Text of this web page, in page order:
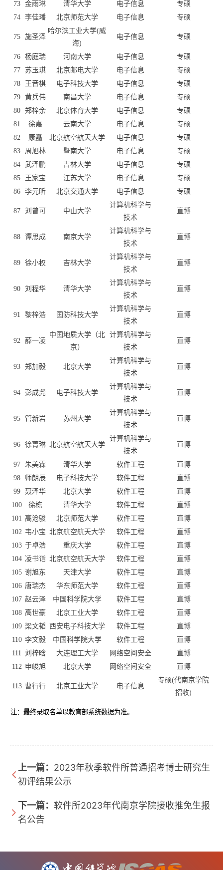
73 金雨琳 清华大学 电子信息
专硕
74
李佳璠 北京师范大学 电子信息 专硕
75 施圣泽
哈尔滨工业大学(威
海)
电子信息 专硕
76 杨庭瑞 河南大学 电子信息
专硕
77
苏玉琪 北京邮电大学 电子信息
专硕
78
王音棋 电子科技大学 电子信息
专硕
79
黄兵伟 南昌大学 电子信息
专硕
80
郑梓余 北京体育大学 电子信息
专硕
81
徐嘉 云南大学 电子信息
专硕
82
康矗 北京航空航天大学 电子信息
专硕
83
周旭林 暨南大学 电子信息
专硕
84
武泽鹏 吉林大学 电子信息
专硕
85
王家宝 江苏大学 电子信息
专硕
86
李元昕 北京交通大学 电子信息 专硕
87 刘曾可 中山大学
计算机科学与
技术
直博
88 谭思成 南京大学
计算机科学与
技术
直博
89 徐小权 吉林大学
计算机科学与
技术
直博
90 刘程华 清华大学
计算机科学与
技术
直博
91 黎梓浩 国防科技大学
计算机科学与
技术
直博
92 薛一凌
中国地质大学（北
京）
计算机科学与
技术
直博
93 郑加毅 北京大学
计算机科学与
技术
直博
94 彭成尧 电子科技大学
计算机科学与
技术
直博
95 管新岩 苏州大学
计算机科学与
技术
直博
96 徐菁琳 北京航空航天大学
计算机科学与
技术
直博
97 朱美霖 清华大学 软件工程
直博
98
师朗辰 电子科技大学 软件工程
直博
99
聂泽华 北京大学 软件工程
直博
100
徐栋 清华大学 软件工程
直博
101 高沧骏 北京师范大学 软件工程
直博
102 韦小宝 北京航空航天大学 软件工程
直博
103 于卓浩 重庆大学 软件工程
直博
104 凌书诣 北京航空航天大学 软件工程
直博
105 谢旭东 天津大学 软件工程
直博
106 唐瑞杰 华东师范大学 软件工程
直博
107 赵云泽 中国科学院大学 软件工程
直博
108 高世豪 北京工业大学 软件工程
直博
109 梁文韬 西安电子科技大学 软件工程
直博
110 李文毅 中国科学院大学 软件工程
直博
111 刘梓晗 大连理工大学 网络空间安全
直博
112 申峻旭 北京大学 网络空间安全 直博
113 曹行行 北京工业大学 电子信息
专硕(代南京学院
招收)
注：最终录取名单以教育部系统数据为准。
上一篇： 2023年秋季软件所普通招考博士研究生
初评结果公示
下一篇： 软件所2023年代南京学院接收推免生报
名公告